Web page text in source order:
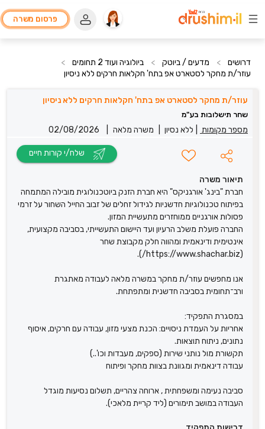
פרסום משרה
דרושים > מדעים / ביוטק > ביולוגיה ועוד 2 תחומים
>
עוזר/ת מחקר לסטארט אפ בתח' חקלאות חרקים ללא ניסיון
עוזר/ת מחקר לסטארט אפ בתח' חקלאות חרקים ללא ניסיון
שחר תישלובות בע"מ
מספר מקומות ללא נסיון משרה מלאה 02/08/2026
תיאור משרה
חברת "בינג' אורגניקס" היא חברת הזנק ביוטכנולוגית מובילה המתמחה
בפיתוח טכנולוגיות חדשניות לגידול זחלים של זבוב החייל השחור על זרמי
פסולות אורגניים ממוחזרים מתעשיית המזון.
החברה פועלת משלב הרעיון ועד היישום התעשייתי, בסביבה מקצועית,
אינטימית ודינאמית ומהווה חלק מקבוצת שחר
(https://www.shachar.biz/).
אנו מחפשים עוזר/ת מחקר במשרה מלאה לעבודה מאתגרת
ורב־תחומית בסביבה חדשנית ומתפתחת.
במסגרת התפקיד:
אחריות על העמדת ניסויים: הכנת מצעי מזון, עבודה עם חרקים, איסוף
נתונים, ניתוח תוצאות.
תקשורת מול נותני שירות (ספקים, מעבדות וכו'..)
עבודה דינאמית ומגוונת בצוות מחקר ופיתוח
סביבה נעימה ומשפחתית , ארוחה צהריים, תשלום נסיעות מוגדל
העבודה במושב תימורים (ליד קריית מלאכי).